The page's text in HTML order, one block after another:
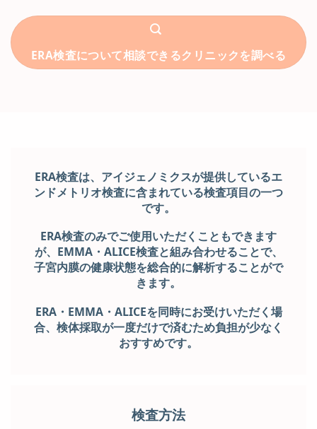
ERA検査について相談できるクリニックを調べる
ERA検査は、アイジェノミクスが提供しているエ
ンドメトリオ検査に含まれている検査項目の一つ
です。
ERA検査のみでご使用いただくこともできます
が、EMMA・ALICE検査と組み合わせることで、
子宮内膜の健康状態を総合的に解析することがで
きます。
ERA・EMMA・ALICEを同時にお受けいただく場
合、検体採取が一度だけで済むため負担が少なく
おすすめです。
検査方法